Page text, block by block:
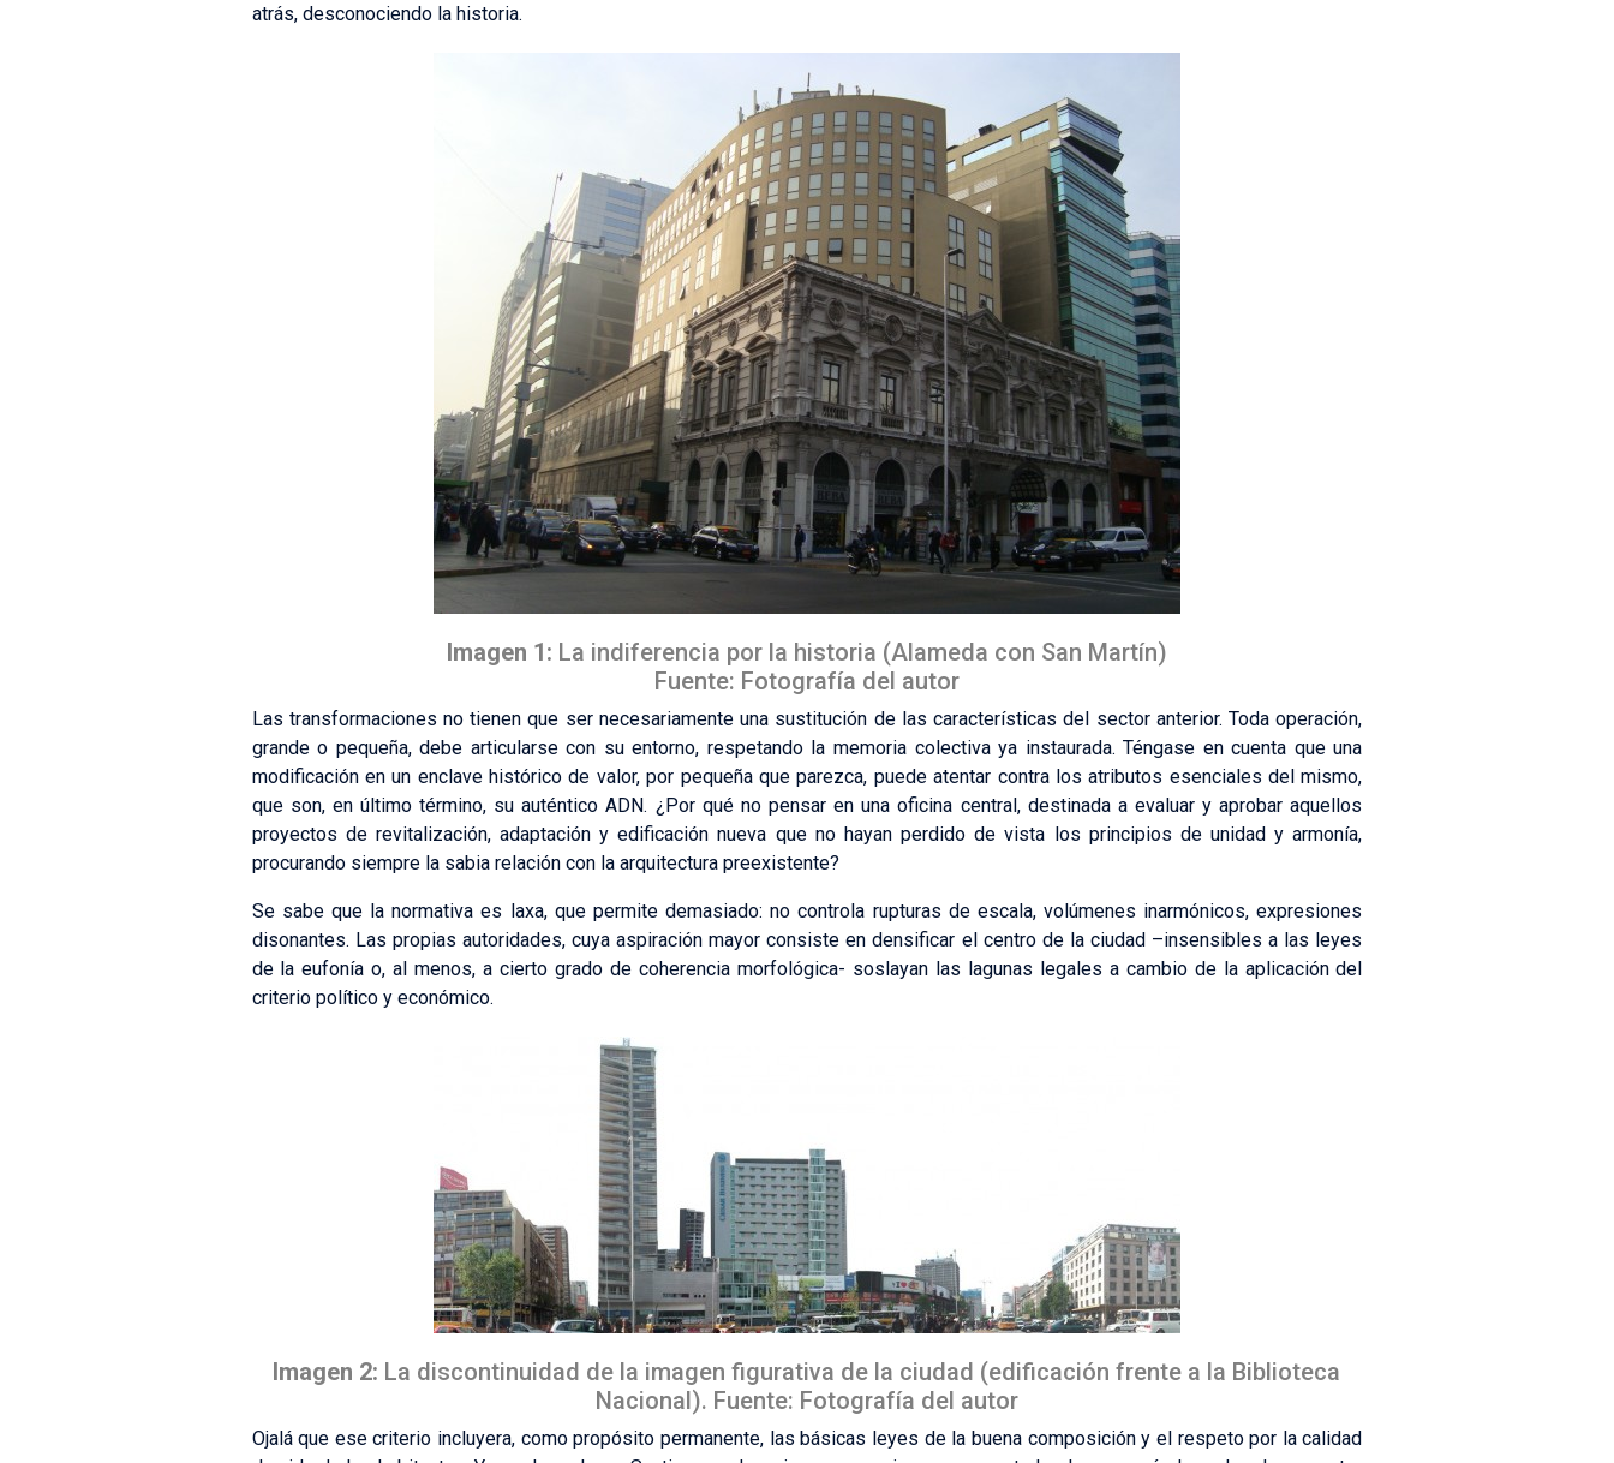
atrás, desconociendo la historia.
Imagen 1: La indiferencia por la historia (Alameda con San Martín)
Fuente: Fotografía del autor
Las transformaciones no tienen que ser necesariamente una sustitución de las características del sector anterior. Toda operación,
grande o pequeña, debe articularse con su entorno, respetando la memoria colectiva ya instaurada. Téngase en cuenta que una
modificación en un enclave histórico de valor, por pequeña que parezca, puede atentar contra los atributos esenciales del mismo,
que son, en último término, su auténtico ADN. ¿Por qué no pensar en una oficina central, destinada a evaluar y aprobar aquellos
proyectos de revitalización, adaptación y edificación nueva que no hayan perdido de vista los principios de unidad y armonía,
procurando siempre la sabia relación con la arquitectura preexistente?
Se sabe que la normativa es laxa, que permite demasiado: no controla rupturas de escala, volúmenes inarmónicos, expresiones
disonantes. Las propias autoridades, cuya aspiración mayor consiste en densificar el centro de la ciudad –insensibles a las leyes
de la eufonía o, al menos, a cierto grado de coherencia morfológica- soslayan las lagunas legales a cambio de la aplicación del
criterio político y económico.
Imagen 2: La discontinuidad de la imagen figurativa de la ciudad (edificación frente a la Biblioteca
Nacional). Fuente: Fotografía del autor
Ojalá que ese criterio incluyera, como propósito permanente, las básicas leyes de la buena composición y el respeto por la calidad